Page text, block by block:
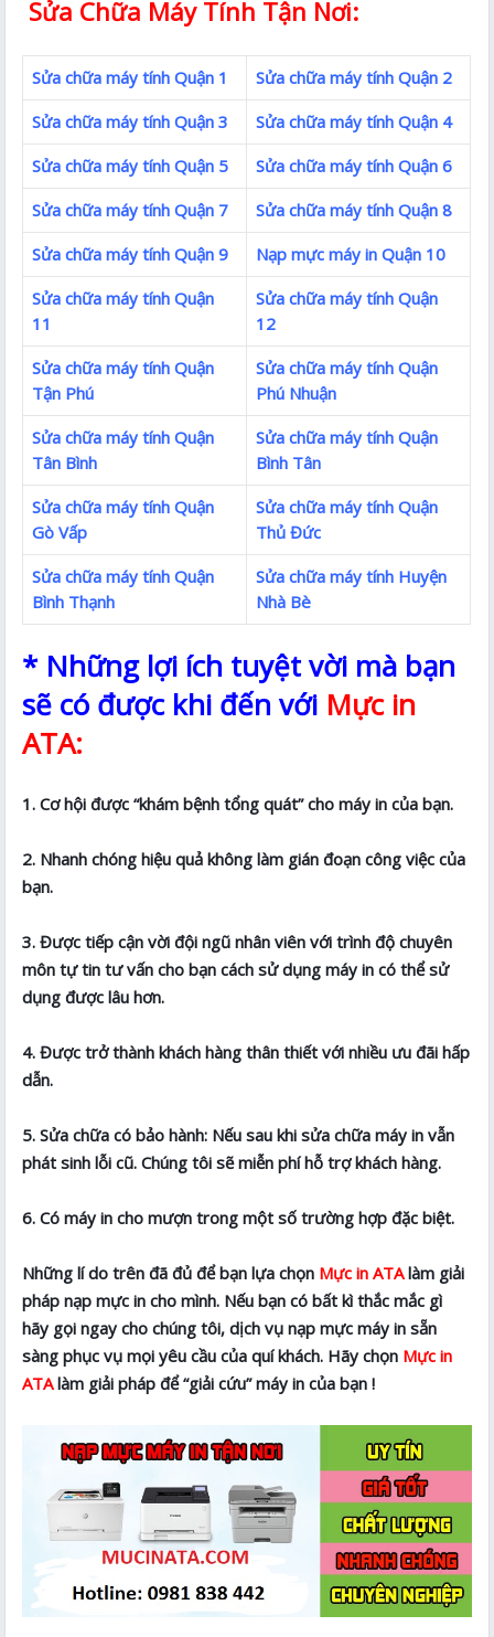
Sửa Chữa Máy Tính Tận Nơi:
Sửa chữa máy tính Quận 1
Sửa chữa máy tính Quận 2
Sửa chữa máy tính Quận 3
Sửa chữa máy tính Quận 4
Sửa chữa máy tính Quận 5
Sửa chữa máy tính Quận 6
Sửa chữa máy tính Quận 7
Sửa chữa máy tính Quận 8
Sửa chữa máy tính Quận 9
Nạp mực máy in Quận 10
Sửa chữa máy tính Quận
11
Sửa chữa máy tính Quận
12
Sửa chữa máy tính Quận
Tận Phú
Sửa chữa máy tính Quận
Phú Nhuận
Sửa chữa máy tính Quận
Tân Bình
Sửa chữa máy tính Quận
Bình Tân
Sửa chữa máy tính Quận
Gò Vấp
Sửa chữa máy tính Quận
Thủ Đức
Sửa chữa máy tính Quận
Bình Thạnh
Sửa chữa máy tính Huyện
Nhà Bè
* Những lợi ích tuyệt vời mà bạn
sẽ có được khi đến với Mực in
ATA:
1. Cơ hội được “khám bệnh tổng quát” cho máy in của bạn.
2. Nhanh chóng hiệu quả không làm gián đoạn công việc của
bạn.
3. Được tiếp cận vời đội ngũ nhân viên với trình độ chuyên
môn tự tin tư vấn cho bạn cách sử dụng máy in có thể sử
dụng được lâu hơn.
4. Được trở thành khách hàng thân thiết với nhiều ưu đãi hấp
dẫn.
5. Sửa chữa có bảo hành: Nếu sau khi sửa chữa máy in vẫn
phát sinh lỗi cũ. Chúng tôi sẽ miễn phí hỗ trợ khách hàng.
6. Có máy in cho mượn trong một số trường hợp đặc biệt.
Những lí do trên đã đủ để bạn lựa chọn Mực in ATAlàm giải
pháp nạp mực in cho mình. Nếu bạn có bất kì thắc mắc gì
hãy gọi ngay cho chúng tôi, dịch vụ nạp mực máy in sẵn
sàng phục vụ mọi yêu cầu của quí khách. Hãy chọn Mực in
ATAlàm giải pháp để “giải cứu” máy in của bạn !